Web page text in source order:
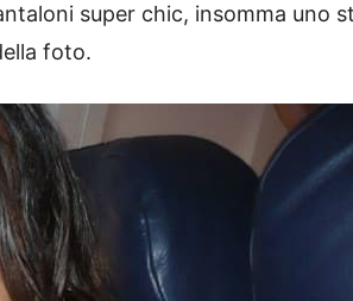
super chic, insomma uno
foto.